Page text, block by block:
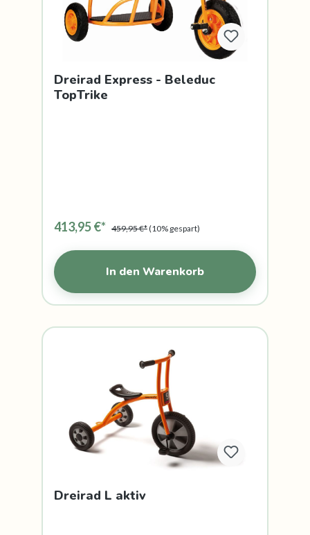
Dreirad Express - Beleduc
TopTrike
413,95 €* 459,95 €*(10% gespart)
In den Warenkorb
Dreirad L aktiv